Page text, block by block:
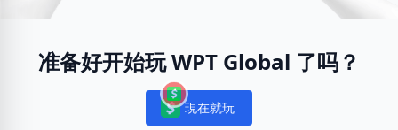
准备好开始玩 WPT Global 了吗？
Notifications
現在就玩